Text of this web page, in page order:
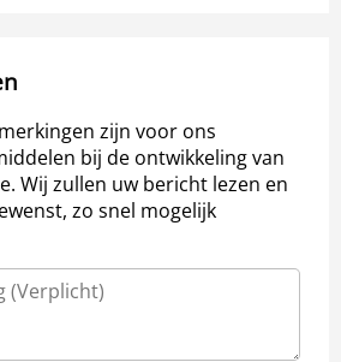
zijn voor ons
bij de ontwikkeling van
Wij zullen uw bericht lezen en
zo snel mogelijk